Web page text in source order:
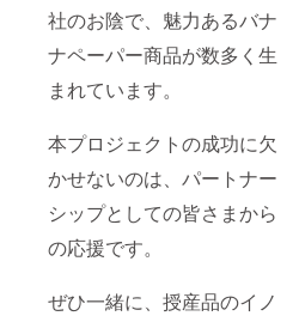
社のお陰で、魅力あるバナ
ナペーパー商品が数多く生
まれています。
本プロジェクトの成功に欠
かせないのは、パートナー
シップとしての皆さまから
の応援です。
ぜひ一緒に、授産品のイノ